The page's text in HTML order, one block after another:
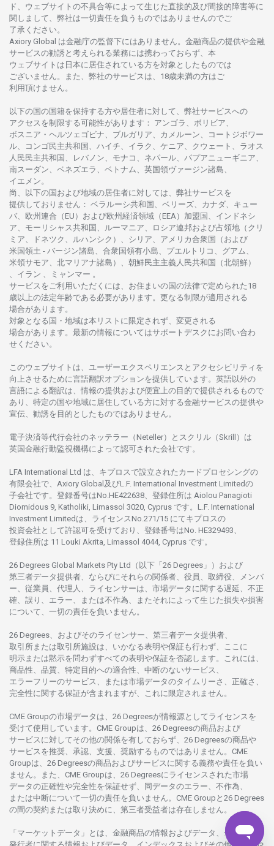
ド、 ウェブサイトの不具合等に よって生じた 直接的及び間接的障害等に
関し まして、 弊社は一切責任を負うものではありませんのでご
了承ください。
Axiory Global は金融庁の監督下にはありません。 金融商品の提供や金融
サービスの勧誘と 考えられる業務には携わっておらず、 本
ウェブサイトは 日本に 居住さ れている方を対象としたものでは
ございません。
また、 弊社のサービスは、18歳未満の方は ご
利用頂けません 。
以下の国の国籍を保持する方や居住者に対して、 弊社サービスへの
アクセスを制限する可能性があります ： アンゴラ、ボリビア、
ボスニア ・ ヘルツェゴビナ、ブルガリア、カメルーン、コートジボワー
ル、
コンゴ民主共和国、ハイチ、イラク、ケニア、クウェート、 ラオス
人民民主共和国、レバノン、モナコ、ネパール、パプアニューギニア、
南スーダン、ベネズエラ、ベトナム、 英国領ヴァージン諸島、
イエメン。
尚、 以下の国および地域の居住者に対しては、 弊社サービスを
提供しておりません ： ベラルーシ共和国、ベリーズ、カナダ、キュー
バ、 欧州連合 （EU） および欧州経済領域 （EEA）加盟国、インドネシ
ア、 モーリシャス共和国、ルーマニア、 ロシア連邦および占領地 （クリ
ミア、ドネツク、ルハンシク）、シリア、 アメリカ合衆国 （および
米国領土 - バージン諸島、合衆国領有小島、プエルトリコ、グアム、
米領サモア、 北マリアナ諸島）、 朝鮮民主主義人民共和国 （北朝鮮）
、イラン 、ミャンマー 。
サービスを ご利用いただくには、お住まいの国の法律で定められた 18
歳以上の法定年齢である必要があります。 更なる制限が適用さ れる
場合があります。
対象となる国 ・ 地域は本 リストに限定さ れず、 変更さ れる
場合があります。 最新の情報についてはサポートデスクに お問い合わ
せくださ い。
このウェブサイトは、 ユーザーエクスペリエンスと アクセシビリティを
向上さ せるために言語翻訳オプションを提供しています。 英語以外の
言語に よる翻訳は、 情報の提供および便宜上の目的で提供さ れるもので
あり、 特定の国や地域に 居住している方に対する金融サービスの提供や
宣伝、 勧誘を 目的としたものではありません。
電子決済等代行会社のネッテラー （Neteller）と スクリル （Skrill）は
英国金融行動監視機構に よって認可さ れた会社です。
LFA International Ltd は、 キプロスで設立さ れた カードプロセシングの
有限会社で、Axiory Global及びL.F. International Investment Limitedの
子会社です。 登録番号はNo.HE422638、 登録住所は Aiolou Panagioti
Diomidous 9, Katholiki, Limassol 3020, Cyprus です。L.F. International
Investment Limitedは、 ライセンスNo.271/15 にてキプロスの
投資会社として許認可を受けており、 登録番号はNo. HE329493、
登録住所は 11 Louki Akrita, Limassol 4044, Cyprus です。
26 Degrees Global Markets Pty Ltd（以下「26 Degrees」） および
第三者データ提供者、ならびにそれらの関係者、役員、取締役、メンバ
ー、従業員、代理人、ライセンサーは、 市場データに関する遅延、不正
確、誤り、エラー、
または不作為、 またそれに よって生じた損失や損害
について、 一切の責任を負いません。
26 Degrees、 およびそのライセンサー、 第三者データ提供者、
取引所または取引所施設は、いかなる表明や保証も行わず、
ここに
明示または黙示を問わずすべての表明や保証を否認し ます。
これには、
商品性、品質、 特定目的への適合性、 中断のないサービス、
エラーフリーのサービス、 または市場データのタイムリーさ、正確さ、
完全性に関する保証が含まれますが、これに限定さ れません。
CME Groupの市場データは、26 Degreesが情報源としてライセンスを
受けて使用しています。 CME Groupは、26 Degreesの商品および
サービスに対してその他の関係を有しておらず、26 Degreesの商品や
サービスを推奨、承認、支援、 奨励するものではありません。 CME
Groupは、26 Degreesの商品およびサービスに関する義務や責任を負い
ません。また、CME Groupは、26 Degreesに ライセンスさ れた市場
データの正確性や完全性を保証せず、 同データのエラー、不作為、
または中断について一切の責任を負いません。 CME Groupと26 Degrees
の間の契約または取り 決めに、 第三者受益者は存在し ません。
「マーケットデータ」とは、 金融商品の情報およびデータ、 金融商品の